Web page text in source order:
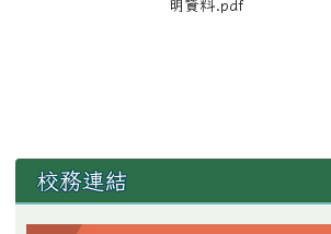
明資料.pdf
左邊區域內容
校務連結